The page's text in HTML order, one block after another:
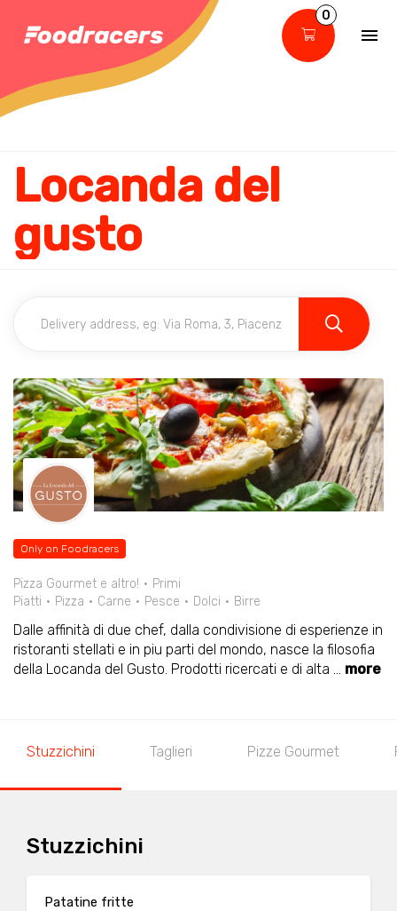
0
Locanda del
gusto
Only on Foodracers
Pizza Gourmet e altro!
Primi
Piatti
Pizza Carne Pesce Dolci Birre
Dalle affinità di due chef, dalla condivisione di esperienze in
ristoranti stellati e in piu parti del mondo, nasce la filosofia
della Locanda del Gusto. Prodotti ricercati e di alta ... more
Stuzzichini Taglieri Pizze Gourmet
Stuzzichini
Patatine fritte